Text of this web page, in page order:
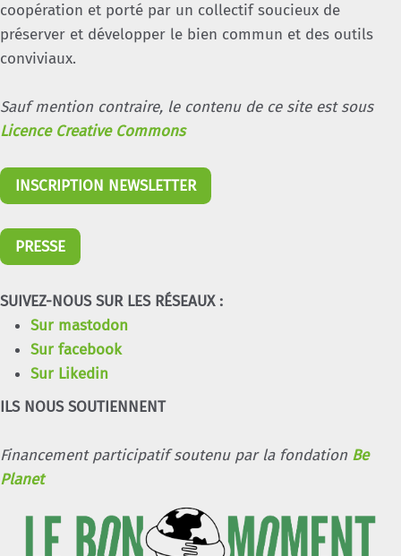
coopération et porté par un collectif soucieux de
préserver et développer le bien commun et des outils
conviviaux.
Sauf mention contraire, le contenu de ce site est sous
Licence Creative Commons
INSCRIPTION NEWSLETTER
PRESSE
SUIVEZ-NOUS SUR LES RÉSEAUX :
Sur mastodon
Sur facebook
Sur Likedin
ILS NOUS SOUTIENNENT
Financement participatif soutenu par la fondation Be
Planet